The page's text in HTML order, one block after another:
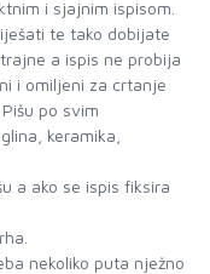
i sjajnim ispisom.
te tako dobijate
a ispis ne probija
i omiljeni za crtanje
po svim
keramika,
a ako se ispis fiksira
nekoliko puta nježno